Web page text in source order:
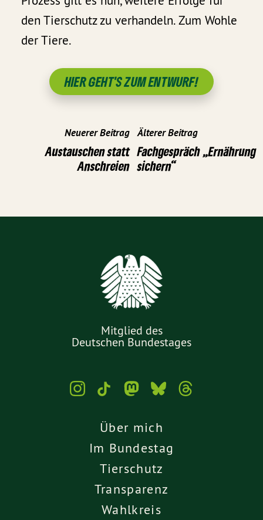
den Tierschutz zu verhandeln. Zum Wohle
der Tiere.
HIER GEHT'S ZUM ENTWURF!
Neuerer Beitrag
Austauschen statt
Anschreien
Älterer Beitrag
Fachgespräch „Ernährung
sichern“
Mitglied des
Deutschen Bundestages
Über mich
Im Bundestag
Tierschutz
Transparenz
Wahlkreis